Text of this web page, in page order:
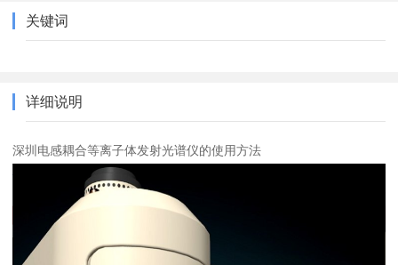
关键词
详细说明
深圳电感耦合等离子体发射光谱仪的使用方法